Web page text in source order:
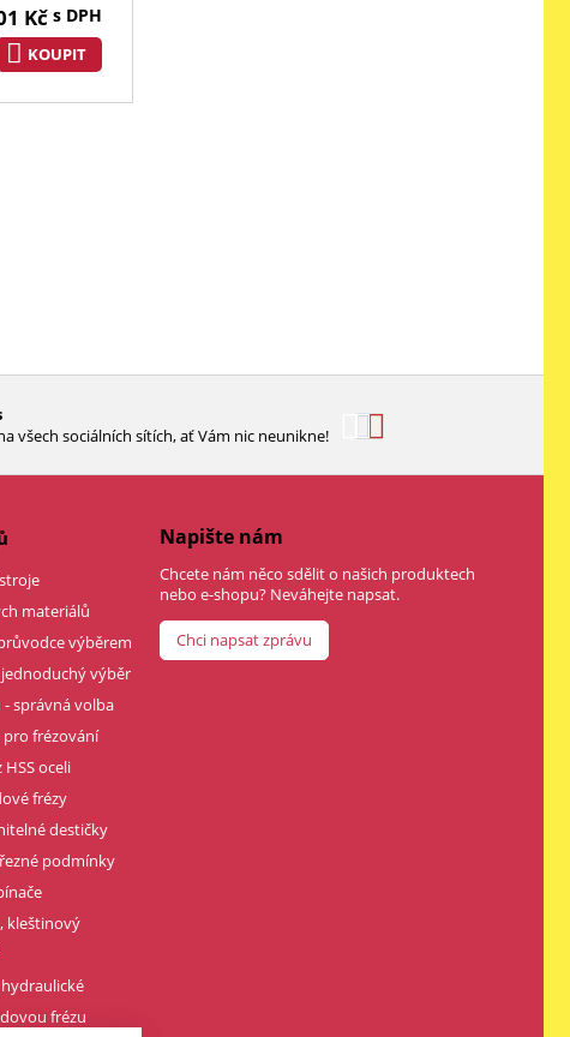
Kč s DPH
KOUPIT
všech sociálních sítích, ať Vám nic neunikne!
materiálů
výběrem
výběr
správná volba
pro frézování
oceli
frézy
destičky
podmínky
kleštinový
frézu
Napište nám
Chcete nám něco sdělit o našich produktech
nebo e-shopu? Neváhejte napsat.
Chci napsat zprávu